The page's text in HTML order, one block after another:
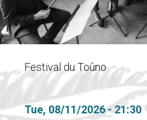
Festival du Toûno
Tue, 08/11/2026 - 21:30